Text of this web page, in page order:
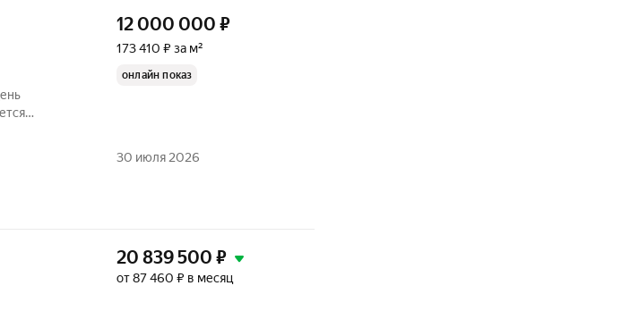
12 000 000 ₽
173 410 ₽ за м²
онлайн показ
30 июля 2026
20 839 500 ₽
от 87 460 ₽ в месяц